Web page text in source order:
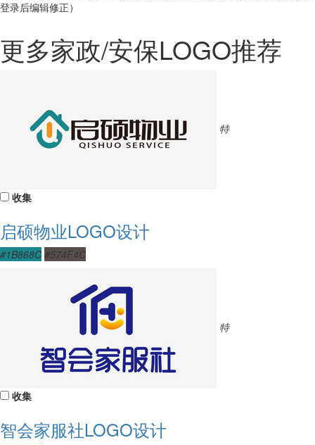
登录后编辑修正）
更多家政/安保LOGO推荐
特
收集
启硕物业LOGO设计
#1B868C #574F4C
特
收集
智会家服社LOGO设计